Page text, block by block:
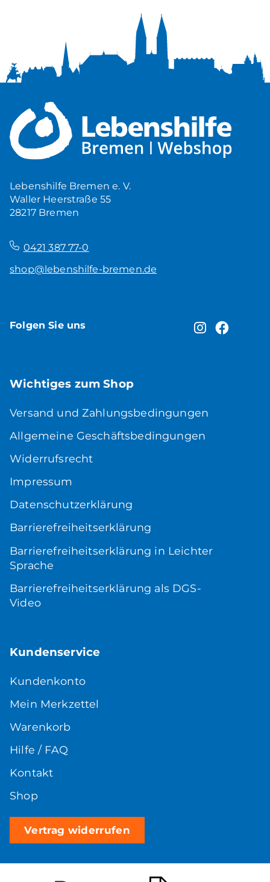
Lebenshilfe Bremen e. V.
Waller Heerstraße 55
28217 Bremen
0421 387 77-0
shop@lebenshilfe-bremen.de
Folgen Sie uns
Wichtiges zum Shop
Versand und Zahlungsbedingungen
Allgemeine Geschäftsbedingungen
Widerrufsrecht
Impressum
Datenschutzerklärung
Barrierefreiheitserklärung
Barrierefreiheitserklärung in Leichter
Sprache
Barrierefreiheitserklärung als DGS-
Video
Kundenservice
Kundenkonto
Mein Merkzettel
Warenkorb
Hilfe / FAQ
Kontakt
Shop
Vertrag widerrufen